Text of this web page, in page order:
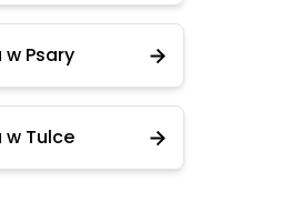
Psary
Tulce